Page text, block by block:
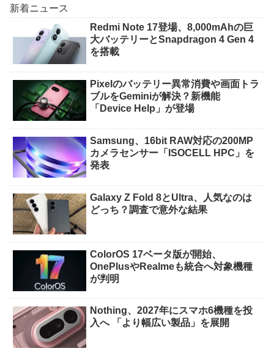
新着ニュース
Redmi Note 17登場、8,000mAhの巨
大バッテリーとSnapdragon 4 Gen 4
を搭載
Pixelのバッテリー異常消費や画面トラ
ブルをGeminiが解決？新機能
「Device Help」が登場
Samsung、16bit RAW対応の200MP
カメラセンサー「ISOCELL HPC」を
発表
Galaxy Z Fold 8とUltra、人気なのは
どっち？調査で意外な結果
ColorOS 17ベータ版が開始、
OnePlusやRealmeも統合へ対象機種
が判明
Nothing、2027年にスマホ6機種を投
入へ 「より幅広い製品」を展開